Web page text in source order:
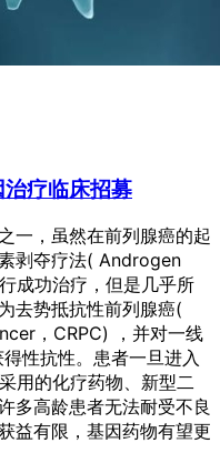
疗临床招募
一，虽然在前列腺癌的起
剥夺疗法( Androgen
成功治疗，但是几乎所
去势抵抗性前列腺癌(
，CRPC) ，并对一线
性抗性。患者一旦进入
用的化疗药物、新型二
多高龄患者无法耐受不良
益有限，基因药物有望更